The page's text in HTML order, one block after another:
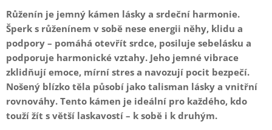
Růženín je jemný kámen lásky a srdeční harmonie.
Šperk s růženínem v sobě nese energii něhy, klidu a
podpory – pomáhá otevřít srdce, posiluje sebelásku a
podporuje harmonické vztahy. Jeho jemné vibrace
zklidňují emoce, mírní stres a navozují pocit bezpečí.
Nošený blízko těla působí jako talisman lásky a vnitřní
rovnováhy. Tento kámen je ideální pro každého, kdo
touží žít s větší laskavostí – k sobě i k druhým.